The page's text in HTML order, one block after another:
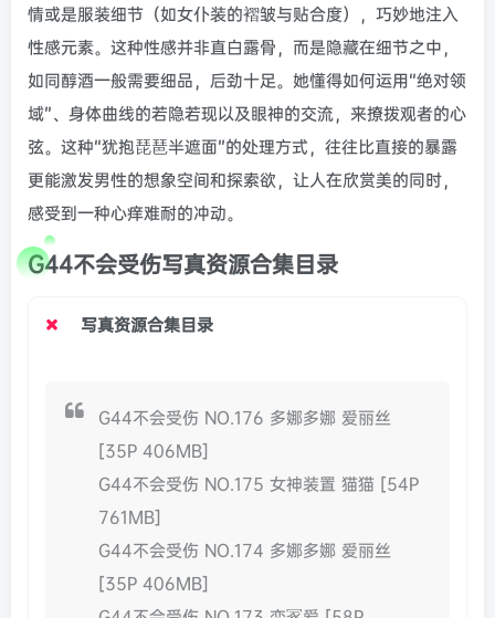
情或是服装细节（如女仆装的褶皱与贴合度），巧妙地注入
性感元素。这种性感并非直白露骨，而是隐藏在细节之中，
如同醇酒一般需要细品，后劲十足。她懂得如何运用“绝对领
域”、身体曲线的若隐若现以及眼神的交流，来撩拨观者的心
弦。这种“犹抱琵琶半遮面”的处理方式，往往比直接的暴露
更能激发男性的想象空间和探索欲，让人在欣赏美的同时，
感受到一种心痒难耐的冲动。
G44不会受伤写真资源合集目录
写真资源合集目录
G44不会受伤 NO.176 多娜多娜 爱丽丝
[35P 406MB]
G44不会受伤 NO.175 女神装置 猫猫 [54P
761MB]
G44不会受伤 NO.174 多娜多娜 爱丽丝
[35P 406MB]